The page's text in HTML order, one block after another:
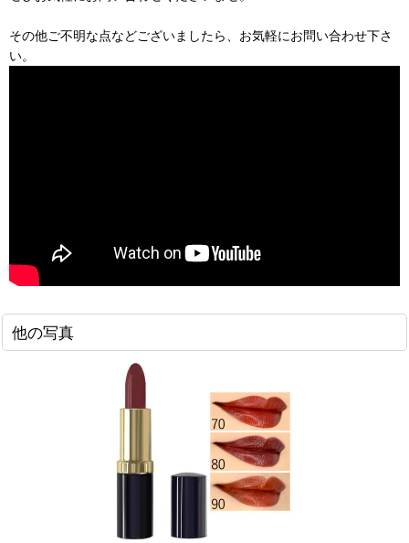
その他ご不明な点などございましたら、お気軽にお問い合わせ下さ
い。
他の写真